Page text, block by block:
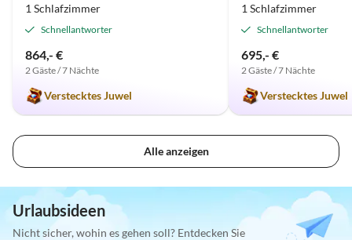
1 Schlafzimmer
Schnellantworter
864,- €
2 Gäste / 7 Nächte
Verstecktes Juwel
1 Schlafzimmer
Schnellantworter
695,- €
2 Gäste / 7 Nächte
Verstecktes Juwel
Alle anzeigen
Urlaubsideen
Nicht sicher, wohin es gehen soll? Entdecken Sie